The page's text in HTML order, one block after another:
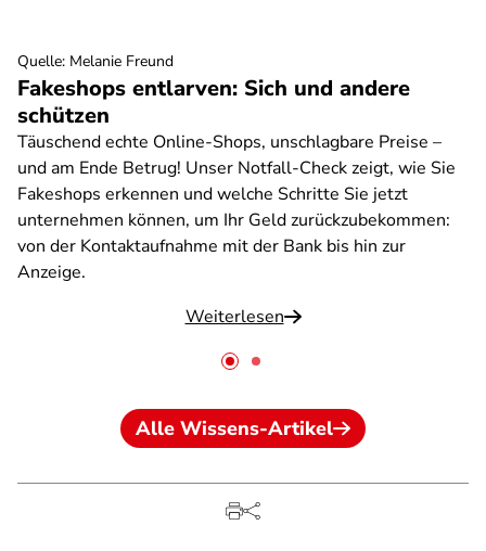
Fakeshops entlarven: Sich und andere
schützen
Täuschend echte Online-Shops, unschlagbare Preise –
und am Ende Betrug! Unser Notfall-Check zeigt, wie Sie
Fakeshops erkennen und welche Schritte Sie jetzt
unternehmen können, um Ihr Geld zurückzubekommen:
von der Kontaktaufnahme mit der Bank bis hin zur
Anzeige.
Weiterlesen
Quelle: Melanie Freund
Alle Wissens-Artikel